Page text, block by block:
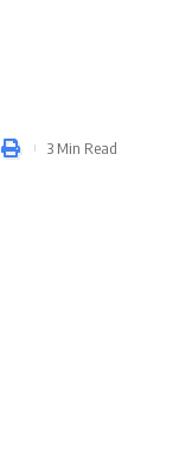
3 Min Read